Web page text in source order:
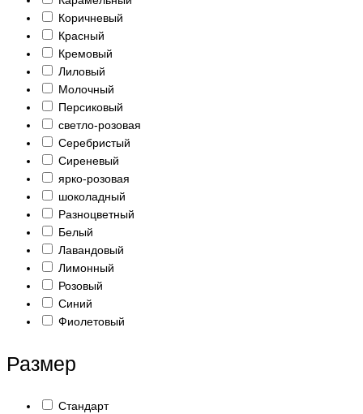
Коричневый
Красный
Кремовый
Лиловый
Молочный
Персиковый
светло-розовая
Серебристый
Сиреневый
ярко-розовая
шоколадный
Разноцветный
Белый
Лавандовый
Лимонный
Розовый
Синий
Фиолетовый
Размер
Стандарт